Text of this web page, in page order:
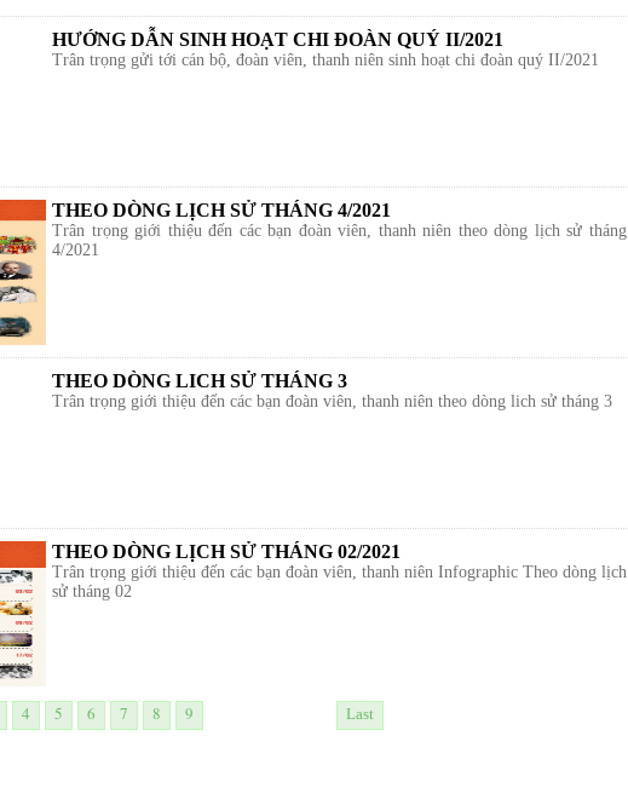
HƯỚNG DẪN SINH HOẠT CHI ĐOÀN QUÝ II/2021
Trân trọng gửi tới cán bộ, đoàn viên, thanh niên sinh hoạt chi đoàn quý II/2021
THEO DÒNG LỊCH SỬ THÁNG 4/2021
Trân trọng giới thiệu đến các bạn đoàn viên, thanh niên theo dòng lịch sử tháng
4/2021
THEO DÒNG LICH SỬ THÁNG 3
Trân trọng giới thiệu đến các bạn đoàn viên, thanh niên theo dòng lich sử tháng 3
THEO DÒNG LỊCH SỬ THÁNG 02/2021
Trân trọng giới thiệu đến các bạn đoàn viên, thanh niên Infographic Theo dòng lịch
sử tháng 02
4 5 6 7 8 9 Last